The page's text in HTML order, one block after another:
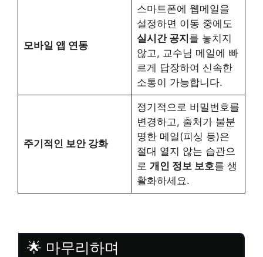
모바일 앱 연동
스마트폰에 웹메일을
설정하면 이동 중에도
실시간 공지를 놓치지
않고, 교수님 메일에 빠
르게 답장하여 신속한
소통이 가능합니다.
주기적인 보안 강화
정기적으로 비밀번호를
변경하고, 출처가 불분
명한 메일(피싱 등)은
절대 열지 않는 습관으
로 개인 정보 보호를 생
활화하세요.
🌟 마무리하며